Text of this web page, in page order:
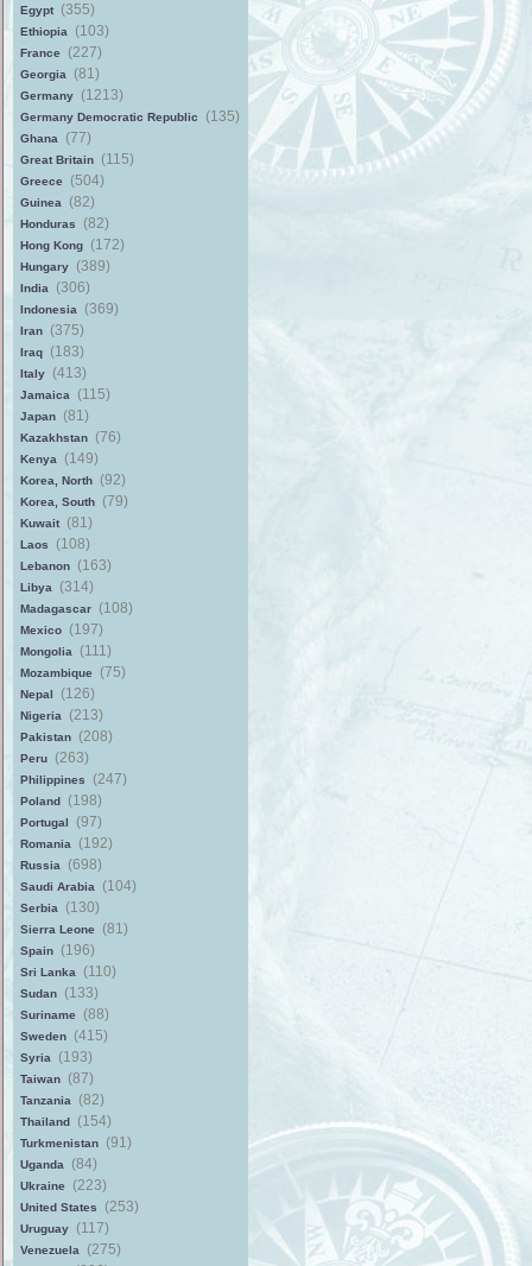
Egypt (355)
Ethiopia (103)
France (227)
Georgia (81)
Germany (1213)
Germany Democratic Republic (135)
Ghana (77)
Great Britain (115)
Greece (504)
Guinea (82)
Honduras (82)
Hong Kong (172)
Hungary (389)
India (306)
Indonesia (369)
Iran (375)
Iraq (183)
Italy (413)
Jamaica (115)
Japan (81)
Kazakhstan (76)
Kenya (149)
Korea, North (92)
Korea, South (79)
Kuwait (81)
Laos (108)
Lebanon (163)
Libya (314)
Madagascar (108)
Mexico (197)
Mongolia (111)
Mozambique (75)
Nepal (126)
Nigeria (213)
Pakistan (208)
Peru (263)
Philippines (247)
Poland (198)
Portugal (97)
Romania (192)
Russia (698)
Saudi Arabia (104)
Serbia (130)
Sierra Leone (81)
Spain (196)
Sri Lanka (110)
Sudan (133)
Suriname (88)
Sweden (415)
Syria (193)
Taiwan (87)
Tanzania (82)
Thailand (154)
Turkmenistan (91)
Uganda (84)
Ukraine (223)
United States (253)
Uruguay (117)
Venezuela (275)